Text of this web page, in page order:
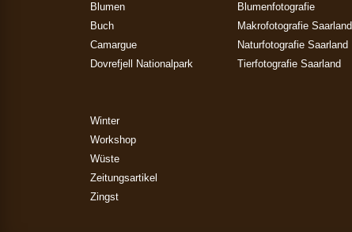
Blumen
Buch
Camargue
Dovrefjell Nationalpark
Blumenfotografie
Makrofotografie Saarland
Naturfotografie Saarland
Tierfotografie Saarland
Winter
Workshop
Wüste
Zeitungsartikel
Zingst